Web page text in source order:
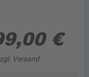
€
Versand